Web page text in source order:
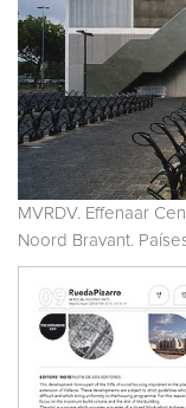
MVRDV. Effenaar
Noord Bravant.